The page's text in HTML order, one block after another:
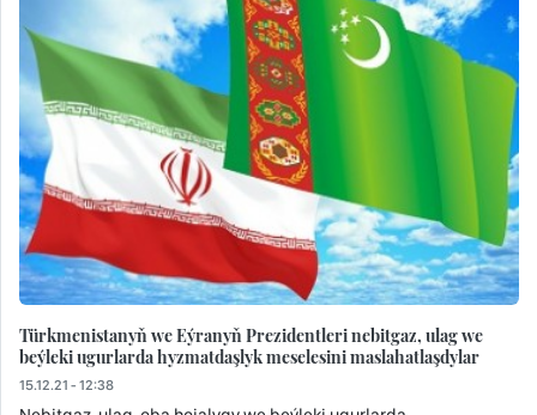
Türkmenistanyň we Eýranyň Prezidentleri nebitgaz, ulag we
beýleki ugurlarda hyzmatdaşlyk meselesini maslahatlaşdylar
15.12.21 - 12:38